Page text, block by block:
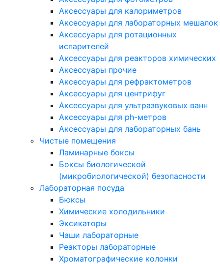
Аксессуары для калориметров
Аксессуары для лабораторных мешалок
Аксессуары для ротационных
испарителей
Аксессуары для реакторов химических
Аксессуары прочие
Аксессуары для рефрактометров
Аксессуары для центрифуг
Аксессуары для ультразвуковых ванн
Аксессуары для ph-метров
Аксессуары для лабораторных бань
Чистые помещения
Ламинарные боксы
Боксы биологической
(микробиологической) безопасности
Лабораторная посуда
Бюксы
Химические холодильники
Эксикаторы
Чаши лабораторные
Реакторы лабораторные
Хроматографические колонки